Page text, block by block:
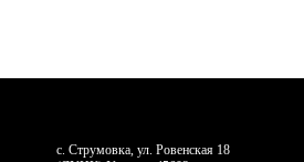
с. Струмовка, ул. Ровенская 18